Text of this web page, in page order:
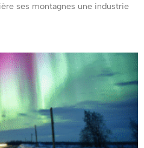
ses montagnes une industrie